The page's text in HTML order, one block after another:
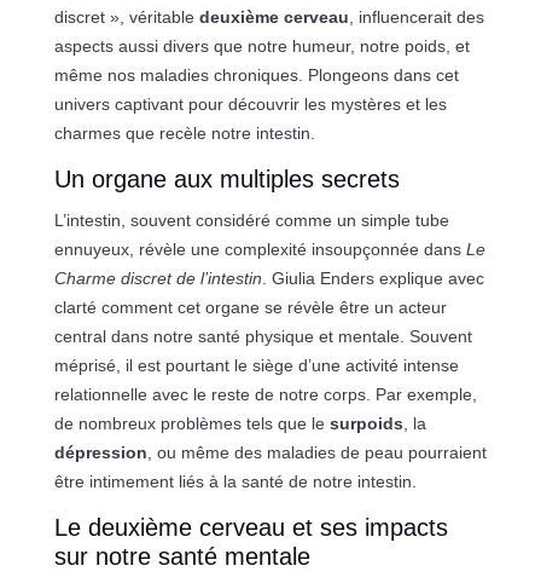
discret », véritable deuxième cerveau, influencerait des
aspects aussi divers que notre humeur, notre poids, et
même nos maladies chroniques. Plongeons dans cet
univers captivant pour découvrir les mystères et les
charmes que recèle notre intestin.
Un organe aux multiples secrets
L’intestin, souvent considéré comme un simple tube
ennuyeux, révèle une complexité insoupçonnée dans Le
Charme discret de l’intestin. Giulia Enders explique avec
clarté comment cet organe se révèle être un acteur
central dans notre santé physique et mentale. Souvent
méprisé, il est pourtant le siège d’une activité intense
relationnelle avec le reste de notre corps. Par exemple,
de nombreux problèmes tels que le surpoids, la
dépression, ou même des maladies de peau pourraient
être intimement liés à la santé de notre intestin.
Le deuxième cerveau et ses impacts
sur notre santé mentale